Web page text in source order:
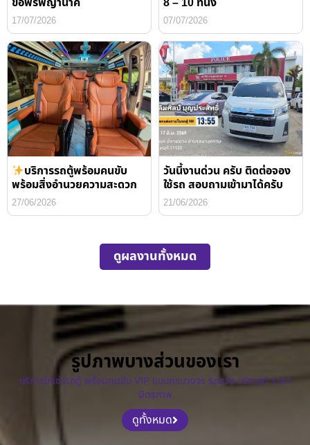
17/07/2026 07/07/2026
บริการรถตู้พร้อมคนขับ
พร้อมสิ่งอำนวยความสะดวก
27/06/2026
วันนี้งานด่วน ครับ ติดต่อจอง
ใช้รถ สอบถามเข้ามาได้ครับ
21/06/2026
ดูผลงานทั้งหมด
รูปภาพบางส่วนของเรา
บริการให้เช่ารถตู้ พร้อมคนขับ VIP แบบครบวงจร รถสวย บริการดี ราคา
มิตรภาพ
ดูทั้งหมด